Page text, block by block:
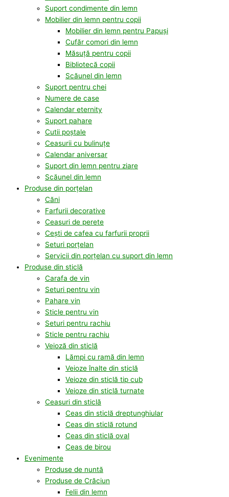
Suport condimente din lemn
Mobilier din lemn pentru copii
Mobilier din lemn pentru Papuși
Cufăr comori din lemn
Măsuță pentru copii
Bibliotecă copii
Scăunel din lemn
Suport pentru chei
Numere de case
Calendar eternity
Suport pahare
Cutii poștale
Ceasurii cu bulinuțe
Calendar aniversar
Suport din lemn pentru ziare
Scăunel din lemn
Produse din porțelan
Căni
Farfurii decorative
Ceasuri de perete
Cești de cafea cu farfurii proprii
Seturi porțelan
Servicii din porțelan cu suport din lemn
Produse din sticlă
Carafa de vin
Seturi pentru vin
Pahare vin
Sticle pentru vin
Seturi pentru rachiu
Sticle pentru rachiu
Veioză din sticlă
Lămpi cu ramă din lemn
Veioze înalte din sticlă
Veioze din sticlă tip cub
Veioze din sticlă turnate
Ceasuri din sticlă
Ceas din sticlă dreptunghiular
Ceas din sticlă rotund
Ceas din sticlă oval
Ceas de birou
Evenimente
Produse de nuntă
Produse de Crăciun
Felii din lemn